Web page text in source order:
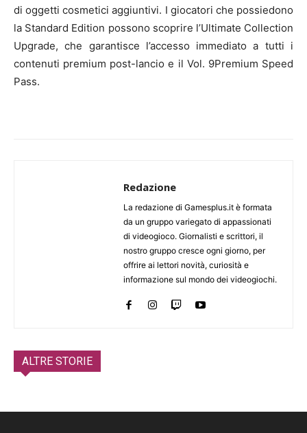
di oggetti cosmetici aggiuntivi. I giocatori che possiedono
la Standard Edition possono scoprire l’Ultimate Collection
Upgrade, che garantisce l’accesso immediato a tutti i
contenuti premium post-lancio e il Vol. 9Premium Speed
Pass.
Redazione
La redazione di Gamesplus.it è formata
da un gruppo variegato di appassionati
di videogioco. Giornalisti e scrittori, il
nostro gruppo cresce ogni giorno, per
offrire ai lettori novità, curiosità e
informazione sul mondo dei videogiochi.
ALTRE STORIE